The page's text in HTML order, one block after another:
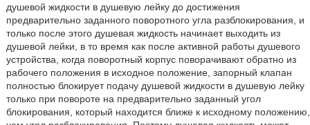
душевой жидкости в душевую лейку до достижения
предварительно заданного поворотного угла разблокирования, и
только после этого душевая жидкость начинает выходить из
душевой лейки, в то время как после активной работы душевого
устройства, когда поворотный корпус поворачивают обратно из
рабочего положения в исходное положение, запорный клапан
полностью блокирует подачу душевой жидкости в душевую лейку
только при повороте на предварительно заданный угол
блокирования, который находится ближе к исходному положению,